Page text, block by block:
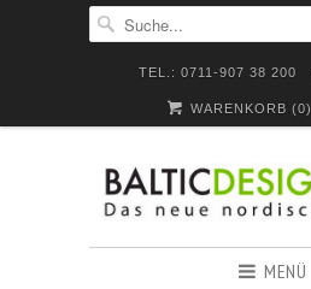
TEL.: 0711-907 38 200
WARENKORB (0)
MENÜ